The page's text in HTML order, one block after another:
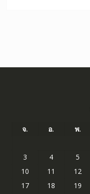
จ. อ. พ.
3
4 5
10
11 12
17
18 19